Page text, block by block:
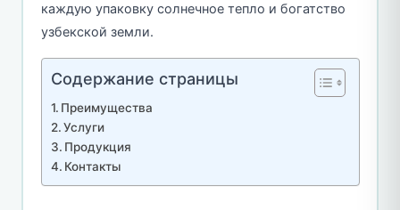
каждую упаковку солнечное тепло и богатство
узбекской земли.
Содержание страницы
Преимущества
Услуги
Продукция
Контакты